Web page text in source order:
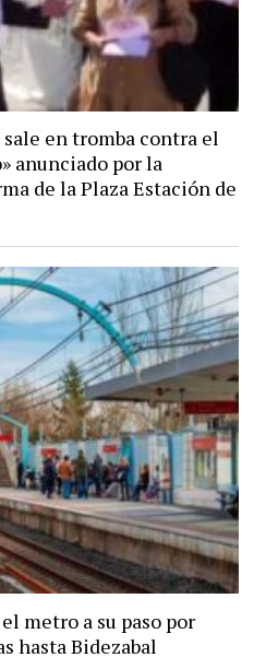
en tromba contra el
anunciado por la
de la Plaza Estación de
metro a su paso por
hasta Bidezabal